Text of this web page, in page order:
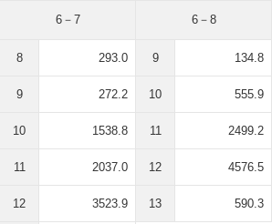
6－7
8 293.0
9 272.2
10 1538.8
11 2037.0
12 3523.9
6－8
9 134.8
10 555.9
11 2499.2
12 4576.5
13 590.3